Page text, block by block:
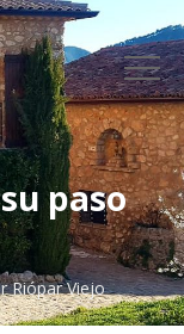
paso
Riópar Viejo